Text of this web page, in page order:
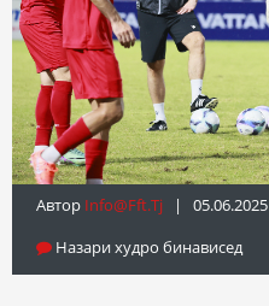
Автор Info@fft.tj | 05.06.2025
Назари худро бинависед